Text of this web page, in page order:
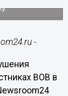
-
ВОВ в